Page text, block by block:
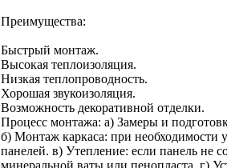
Преимущества:
Быстрый монтаж.
Высокая теплоизоляция.
Низкая теплопроводность.
Хорошая звукоизоляция.
Возможность декоративной отделки.
Процесс монтажа: а) Замеры и
б) Монтаж каркаса: при необходимости
панелей. в) Утепление: если панель не
минеральной ваты или пенопласта. г)